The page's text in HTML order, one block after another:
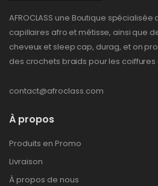
AFROCLASS une Boutique
capillaires afro et métisse, ainsi que
cheveux et sleep cap, durag, et on
des crochets braids pour les coiffures
contact@afroclass.com
À propos
Produits en Promo
Livraison
À propos de nous